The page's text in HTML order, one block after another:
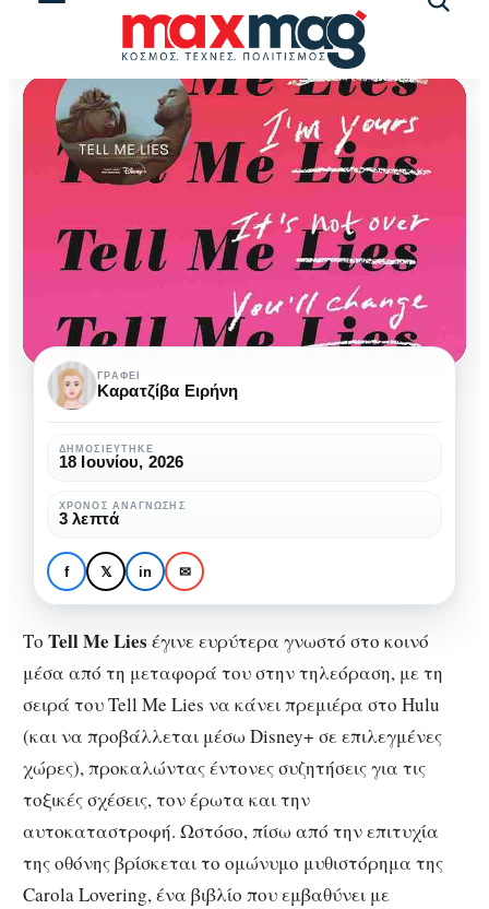
ΒΙΒΛΊΟ
Η τοξικότητα του “για
πάντα”: Διαβάζοντας το
Tell Me Lies
τοξικότητα
του
“για
πάντα”:
Διαβάζοντας
το
Tell
Lies
ΓΡΆΦΕΙ
Καρατζίβα Ειρήνη
ΔΗΜΟΣΙΕΎΤΗΚΕ
18 Ιουνίου, 2026
ΧΡΌΝΟΣ ΑΝΆΓΝΩΣΗΣ
3 λεπτά
f 𝕏 in ✉
Το Tell Me Lies έγινε ευρύτερα γνωστό στο κοινό
μέσα από τη μεταφορά του στην τηλεόραση, με τη
σειρά τουTell Me Lies να κάνει πρεμιέρα στο Hulu
(και να προβάλλεται μέσω Disney+ σε επιλεγμένες
χώρες), προκαλώντας έντονες συζητήσεις για τις
τοξικές σχέσεις, τον έρωτα και την
αυτοκαταστροφή. Ωστόσο, πίσω από την επιτυχία
της οθόνης βρίσκεται το ομώνυμο μυθιστόρημα της
Carola Lovering, ένα βιβλίο που εμβαθύνει με